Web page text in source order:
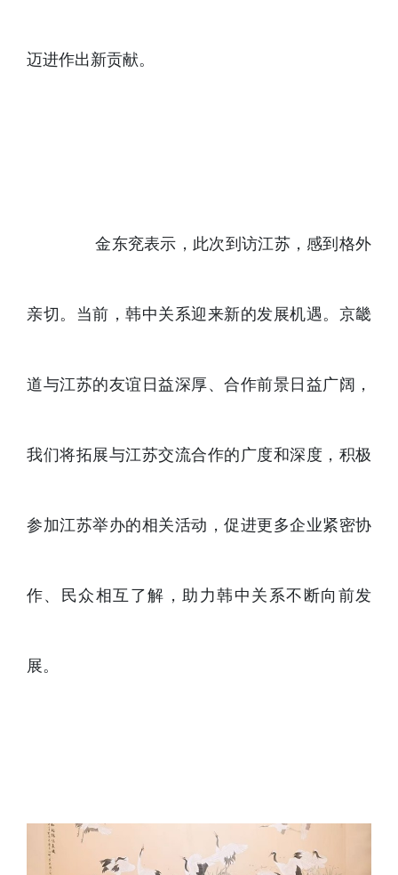
迈进作出新贡献。
金东兖表示，此次到访江苏，感到格外
亲切。当前，韩中关系迎来新的发展机遇。京畿
道与江苏的友谊日益深厚、合作前景日益广阔，
我们将拓展与江苏交流合作的广度和深度，积极
参加江苏举办的相关活动，促进更多企业紧密协
作、民众相互了解，助力韩中关系不断向前发
展。